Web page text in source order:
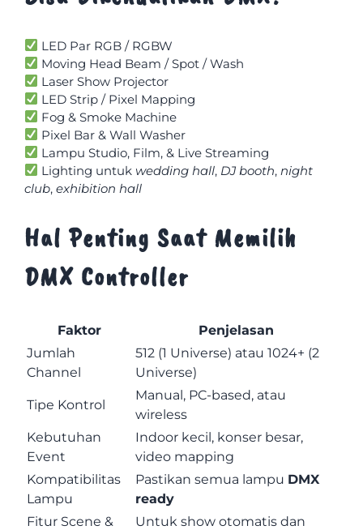
LED Par RGB / RGBW
Moving Head Beam / Spot / Wash
Laser Show Projector
LED Strip / Pixel Mapping
Fog & Smoke Machine
Pixel Bar & Wall Washer
Lampu Studio, Film, & Live Streaming
Lighting untuk wedding hall, DJ booth, night
club, exhibition hall
Hal Penting Saat Memilih
DMX Controller
Faktor
Penjelasan
Jumlah
Channel
512 (1 Universe) atau 1024+ (2
Universe)
Tipe Kontrol
Manual, PC-based, atau
wireless
Kebutuhan
Event
Indoor kecil, konser besar,
video mapping
Kompatibilitas
Lampu
Pastikan semua lampu DMX
ready
Fitur Scene &
Untuk show otomatis dan